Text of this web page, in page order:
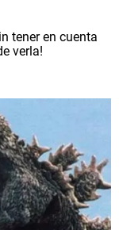
tener en cuenta
verla!